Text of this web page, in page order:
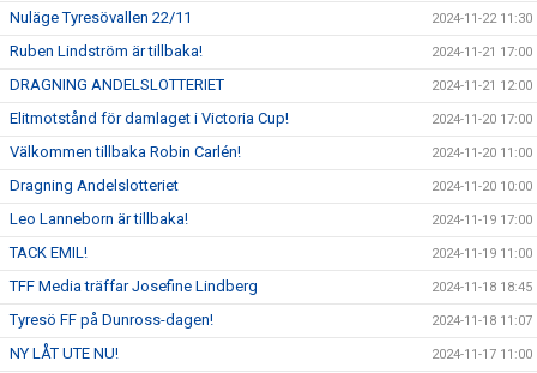
Nuläge Tyresövallen 22/11 2024-11-22 11:30
Ruben Lindström är tillbaka! 2024-11-21 17:00
DRAGNING ANDELSLOTTERIET 2024-11-21 12:00
Elitmotstånd för damlaget i Victoria Cup! 2024-11-20 17:00
Välkommen tillbaka Robin Carlén! 2024-11-20 11:00
Dragning Andelslotteriet 2024-11-20 10:00
Leo Lanneborn är tillbaka! 2024-11-19 17:00
TACK EMIL! 2024-11-19 11:00
TFF Media träffar Josefine Lindberg 2024-11-18 18:45
Tyresö FF på Dunross-dagen! 2024-11-18 11:07
NY LÅT UTE NU! 2024-11-17 11:00